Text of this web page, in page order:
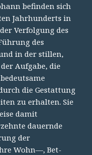
befinden sich
Jahrhunderts in
Verfolgung des
des
in der stillen,
Aufgabe, die
die Gestattung
zu erhalten. Sie
damit
dauernde
der
Wohn—, Bet-